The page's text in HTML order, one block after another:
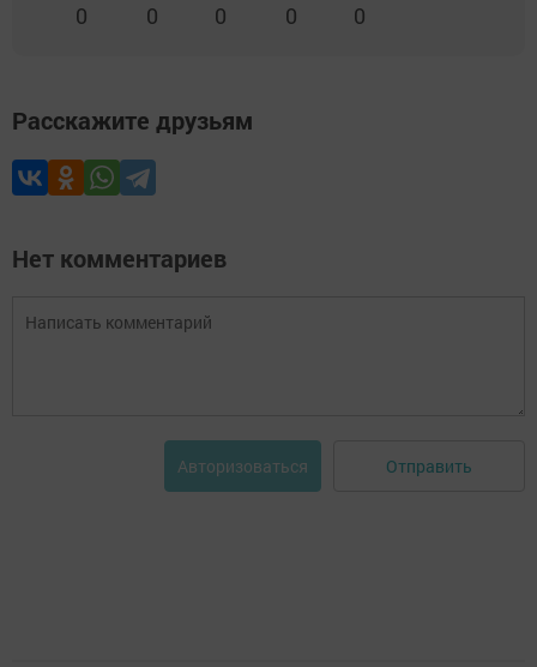
0 0 0 0 0
Расскажите друзьям
Нет комментариев
Авторизоваться Отправить